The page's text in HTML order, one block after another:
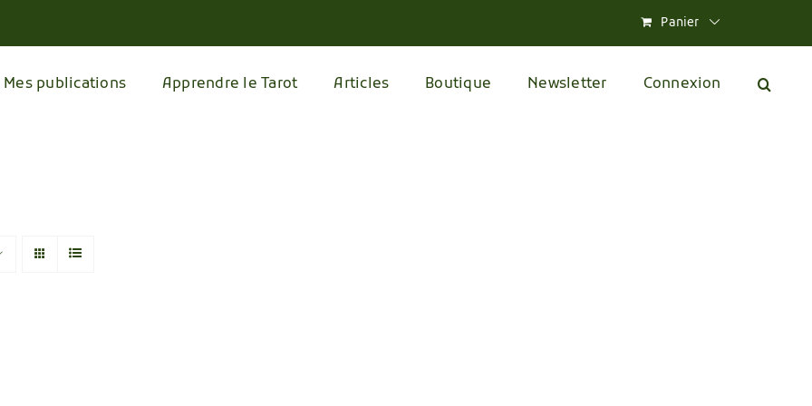
Panier
Mes publications Apprendre le Tarot Articles Boutique Newsletter Connexion